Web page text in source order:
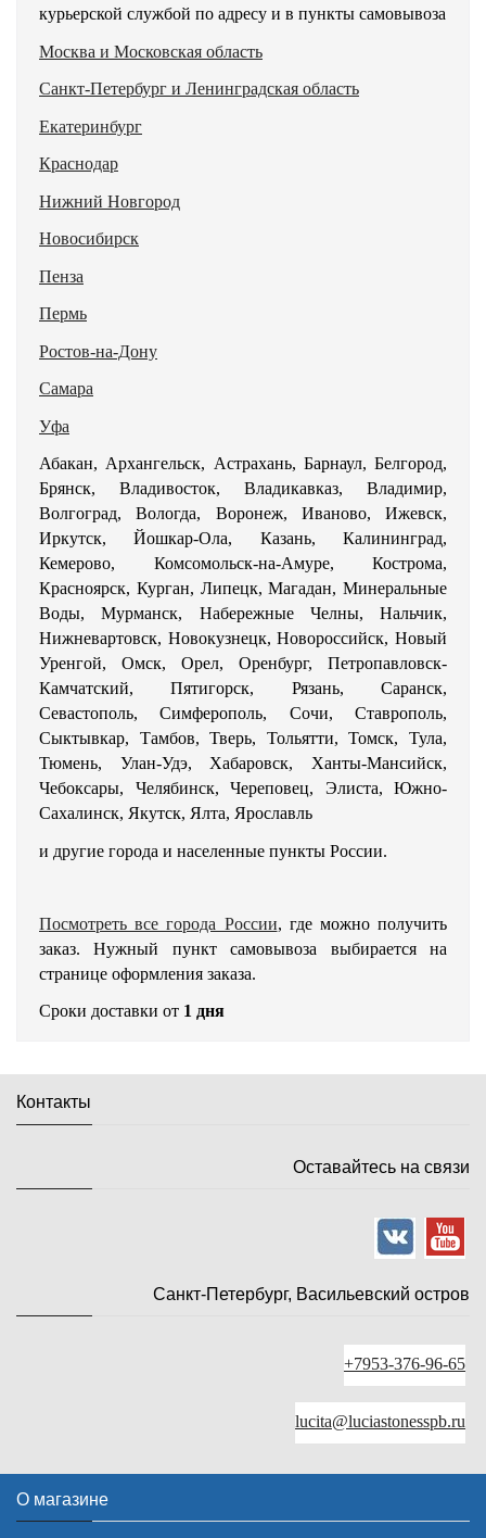
курьерской службой по адресу и в пункты самовывоза
Москва и Московская область
Санкт-Петербург и Ленинградская область
Екатеринбург
Краснодар
Нижний Новгород
Новосибирск
Пенза
Пермь
Ростов-на-Дону
Самара
Уфа
Абакан, Архангельск, Астрахань, Барнаул, Белгород,
Брянск, Владивосток, Владикавказ, Владимир,
Волгоград, Вологда, Воронеж, Иваново, Ижевск,
Иркутск, Йошкар-Ола, Казань, Калининград,
Кемерово, Комсомольск-на-Амуре, Кострома,
Красноярск, Курган, Липецк, Магадан, Минеральные
Воды, Мурманск, Набережные Челны, Нальчик,
Нижневартовск, Новокузнецк, Новороссийск, Новый
Уренгой, Омск, Орел, Оренбург, Петропавловск-
Камчатский, Пятигорск, Рязань, Саранск,
Севастополь, Симферополь, Сочи, Ставрополь,
Сыктывкар, Тамбов, Тверь, Тольятти, Томск, Тула,
Тюмень, Улан-Удэ, Хабаровск, Ханты-Мансийск,
Чебоксары, Челябинск, Череповец, Элиста, Южно-
Сахалинск, Якутск, Ялта, Ярославль
и другие города и населенные пункты России.
Посмотреть все города России, где можно получить
заказ. Нужный пункт самовывоза выбирается на
странице оформления заказа.
Сроки доставки от 1 дня
Контакты
Оставайтесь на связи
Санкт-Петербург, Васильевский остров
+7953-376-96-65
lucita@luciastonesspb.ru
О магазине